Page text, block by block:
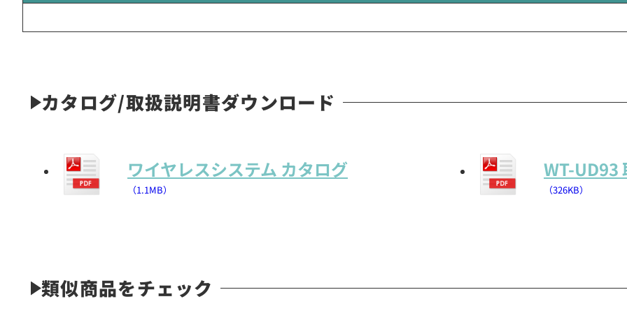
カタログ/取扱説明書ダウンロード
ワイヤレスシステム カタログ
（1.1MB）
WT-UD93
（326KB）
類似商品をチェック